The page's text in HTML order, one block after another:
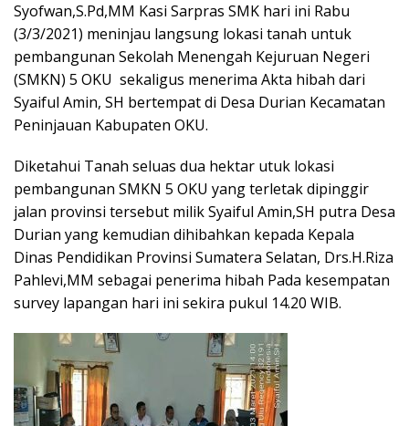
Syofwan,S.Pd,MM Kasi Sarpras SMK hari ini Rabu
(3/3/2021) meninjau langsung lokasi tanah untuk
pembangunan Sekolah Menengah Kejuruan Negeri
(SMKN) 5 OKU sekaligus menerima Akta hibah dari
Syaiful Amin, SH bertempat di Desa Durian Kecamatan
Peninjauan Kabupaten OKU.
Diketahui Tanah seluas dua hektar utuk lokasi
pembangunan SMKN 5 OKU yang terletak dipinggir
jalan provinsi tersebut milik Syaiful Amin,SH putra Desa
Durian yang kemudian dihibahkan kepada Kepala
Dinas Pendidikan Provinsi Sumatera Selatan, Drs.H.Riza
Pahlevi,MM sebagai penerima hibah Pada kesempatan
survey lapangan hari ini sekira pukul 14.20 WIB.